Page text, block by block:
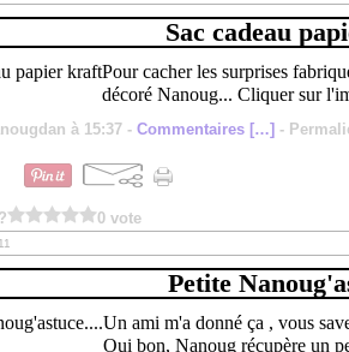
Sac cadeau
Pour cacher les surprises
décoré Nanoug... Cliquer sur
à 15:37 - Commentaires […] -
0 vote
Petite
Un ami m'a donné ça , vous
Oui bon, Nanoug récupère un